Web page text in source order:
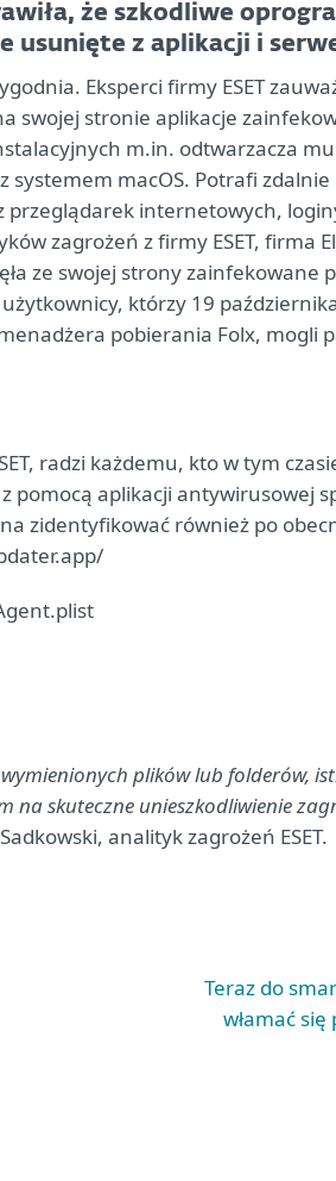
że szkodliwe
usunięte z aplikacji i
Eksperci firmy ESET
swojej stronie aplikacje
m.in. odtwarzacza
macOS. Potrafi
internetowych,
zagrożeń z firmy ESET, firma
ze swojej strony zainfekowane
którzy 19
pobierania Folx, mogli
radzi każdemu, kto w tym
pomocą aplikacji antywirusowej
zidentyfikować również po
plików lub folderów,
na skuteczne unieszkodliwienie
analityk zagrożeń ESET.
Teraz do
włamać